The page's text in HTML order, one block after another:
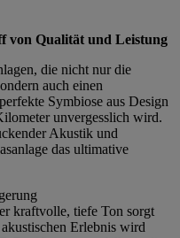
von Qualität und Leistung
die nicht nur die
auch einen
Symbiose aus Design
unvergesslich wird.
Akustik und
das ultimative
kraftvolle, tiefe Ton sorgt
Erlebnis wird